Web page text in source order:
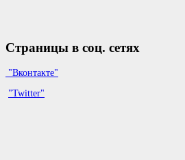
Страницы в соц. сетях
"Вконтакте"
"Twitter"